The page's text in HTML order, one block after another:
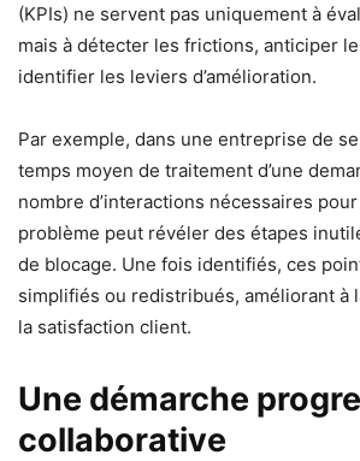
(KPIs) ne servent pas uniquement à
mais à détecter les frictions, anticiper
identifier les leviers d’amélioration.
Par exemple, dans une entreprise de
temps moyen de traitement d’une
nombre d’interactions nécessaires
problème peut révéler des étapes
de blocage. Une fois identifiés, ces
simplifiés ou redistribués, améliorant à
la satisfaction client.
Une démarche
collaborative